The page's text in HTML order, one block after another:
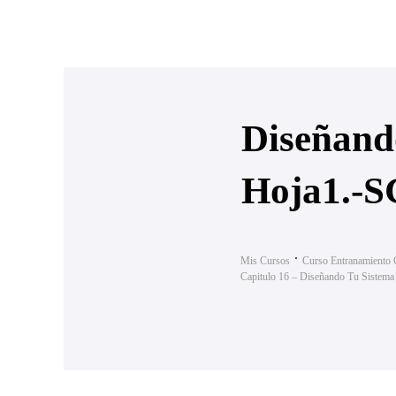
Hoja1.-
Mis Cursos Curso Entranamiento
Capitulo 16 – Diseñando Tu